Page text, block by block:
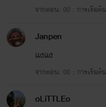
จากตอน: 00 : การเริ่มต้น
Janpen
แงแง
จากตอน: 00 : การเริ่มต้น
oLiTTLEo